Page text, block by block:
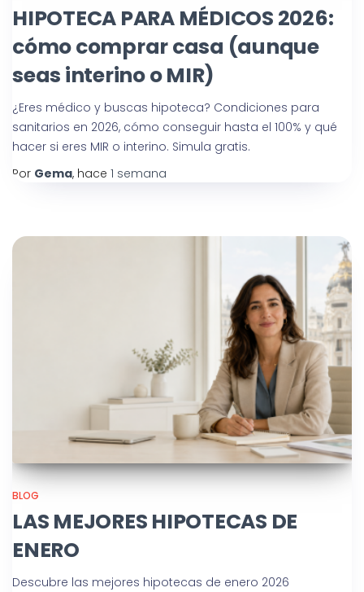
HIPOTECA PARA MÉDICOS 2026:
cómo comprar casa (aunque
seas interino o MIR)
¿Eres médico y buscas hipoteca? Condiciones para
sanitarios en 2026, cómo conseguir hasta el 100% y qué
hacer si eres MIR o interino. Simula gratis.
Por Gema, hace 1 semana
BLOG
LAS MEJORES HIPOTECAS DE
ENERO
Descubre las mejores hipotecas de enero 2026